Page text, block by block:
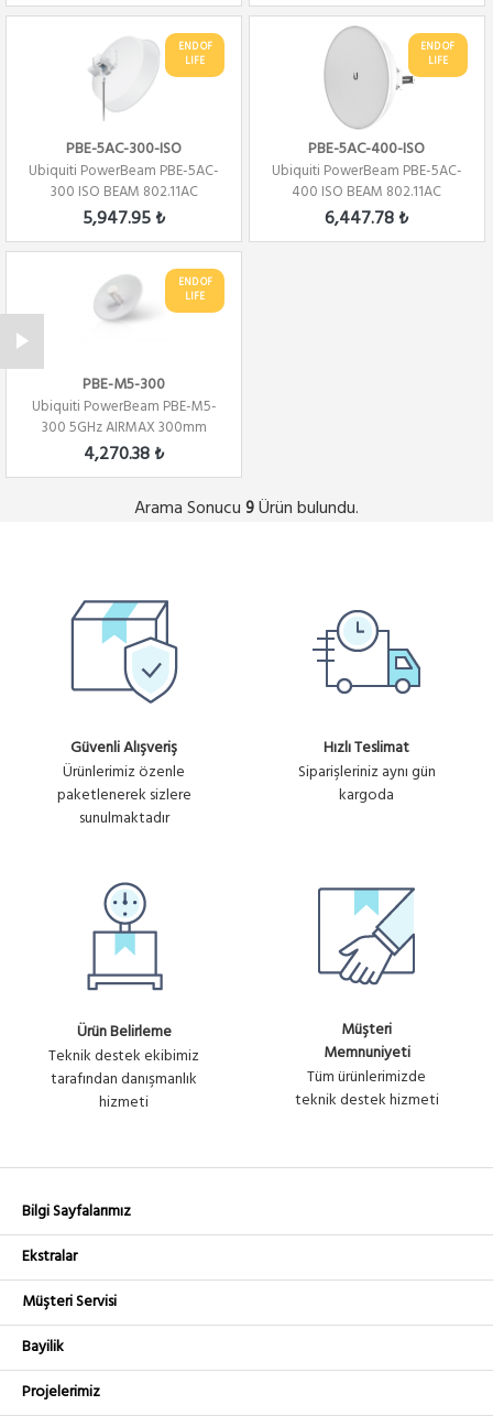
END OF
LIFE
PBE-5AC-300-ISO
Ubiquiti PowerBeam PBE-5AC-
300 ISO BEAM 802.11AC
450MBPS AP
5,947.95 ₺
END OF
LIFE
PBE-5AC-400-ISO
Ubiquiti PowerBeam PBE-5AC-
400 ISO BEAM 802.11AC
450MBPS AP
6,447.78 ₺
END OF
LIFE
PBE-M5-300
Ubiquiti PowerBeam PBE-M5-
300 5GHz AIRMAX 300mm
4,270.38 ₺
Arama Sonucu 9Ürün bulundu.
Güvenli Alışveriş
Ürünlerimiz özenle
paketlenerek sizlere
sunulmaktadır
Hızlı Teslimat
Siparişleriniz aynı gün
kargoda
Ürün Belirleme
Teknik destek ekibimiz
tarafından danışmanlık
hizmeti
Müşteri
Memnuniyeti
Tüm ürünlerimizde
teknik destek hizmeti
Bilgi Sayfalarımız
Ekstralar
Müşteri Servisi
Bayilik
Projelerimiz